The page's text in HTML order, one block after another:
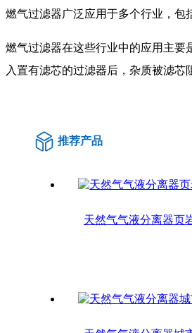
燃气过滤器广泛应用于多个行业，包
燃气过滤器在这些行业中的应用主要
入置有滤芯的过滤器后，杂质被滤
推荐产品
天然气气液分离器页